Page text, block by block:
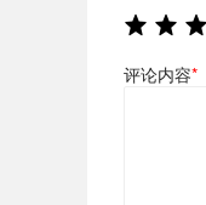
评论内容*